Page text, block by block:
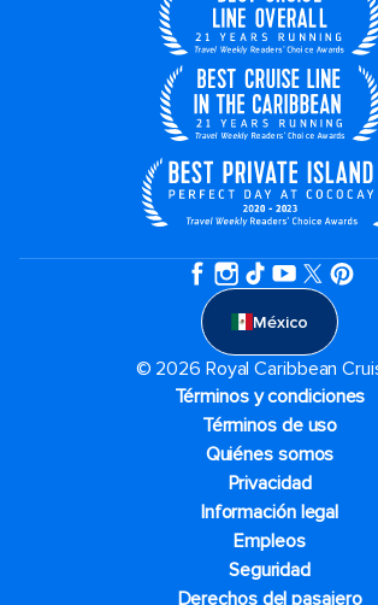
México
© 2026 Royal Caribbean
Términos y condiciones
Términos de uso
Quiénes somos
Privacidad
Información legal
Empleos
Seguridad
Derechos del pasajero